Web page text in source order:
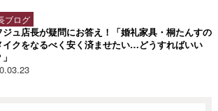
ブログ
ジュ店長が疑問にお答え！「婚礼家具・桐たんすの
イクをなるべく安く済ませたい…どうすればいい